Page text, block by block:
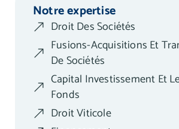
Notre expertise
Droit Des Sociétés
Fusions-Acquisitions Et
De Sociétés
Capital Investissement Et
Fonds
Droit Viticole